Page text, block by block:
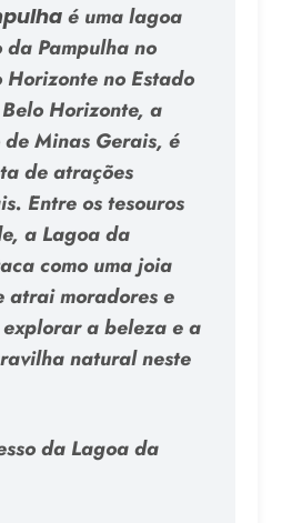
é uma lagoa
Pampulha no
no Estado
Horizonte, a
Minas Gerais, é
de atrações
Entre os tesouros
a Lagoa da
como uma joia
atrai moradores e
a beleza e a
natural neste
da Lagoa da